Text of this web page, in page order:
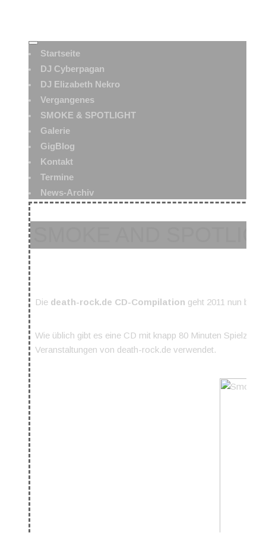
Startseite
DJ Cyberpagan
DJ Elizabeth Nekro
Vergangenes
SMOKE & SPOTLIGHT
Galerie
GigBlog
Kontakt
Termine
News-Archiv
Die death-rock.de CD-Compilation geht 2011 nun
Wie üblich gibt es eine CD mit knapp 80 Minuten
Veranstaltungen von death-rock.de verwendet.